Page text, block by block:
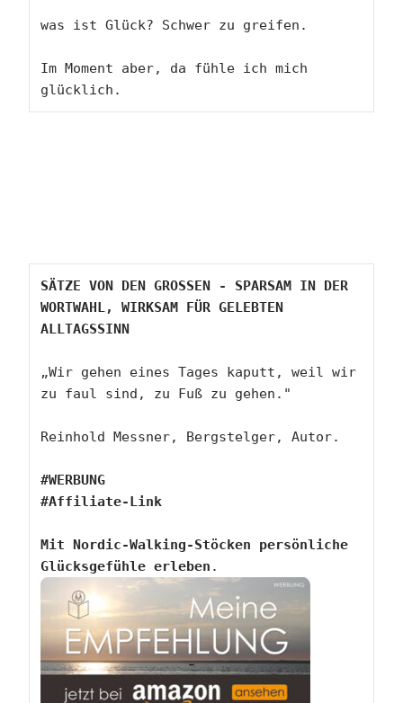
was ist Glück? Schwer zu greifen.
Im Moment aber, da fühle ich mich
glücklich.
SÄTZE VON DEN GROSSEN - SPARSAM IN DER
WORTWAHL, WIRKSAM FÜR GELEBTEN
ALLTAGSSINN
„Wir gehen eines Tages kaputt, weil wir
zu faul sind, zu Fuß zu gehen."
#WERBUNG
Mit Nordic-Walking-Stöcken persönliche
Glücksgefühle erleben .